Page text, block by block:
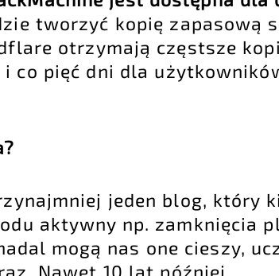
tworzyć kopię zapasową
otrzymają częstsze
co pięć dni dla
jeden blog, który
aktywny np. zamknięcia
mogą nas one cieszy,
Nawet 10 lat później.